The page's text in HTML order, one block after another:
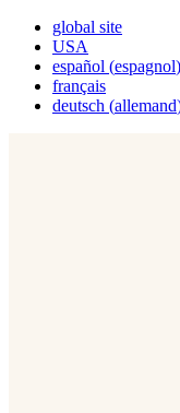
global site
USA
español (espagnol)
français
deutsch (allemand